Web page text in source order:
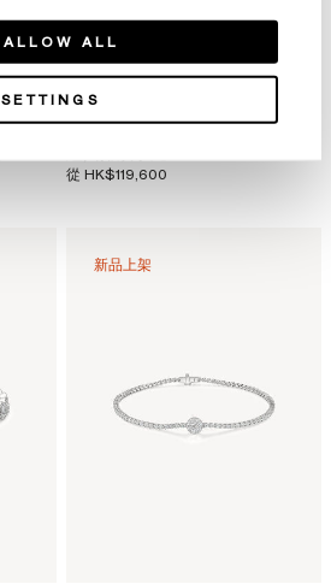
ALLOW ALL
SETTINGS
從 HK$119,600
新品上架